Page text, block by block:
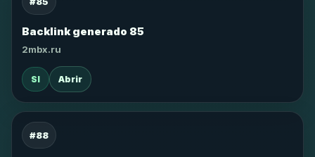
Backlink generado 85
2mbx.ru
SI Abrir
#88